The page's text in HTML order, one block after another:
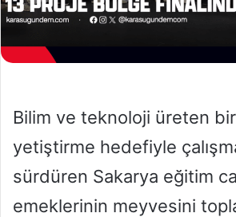
ö
e
e
k
Bilim ve teknoloji üreten
yetiştirme hedefiyle
sürdüren Sakarya eğitim
emeklerinin meyvesini